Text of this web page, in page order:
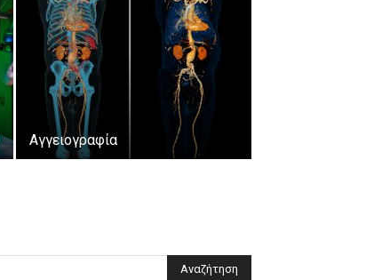
Αγγειογραφία